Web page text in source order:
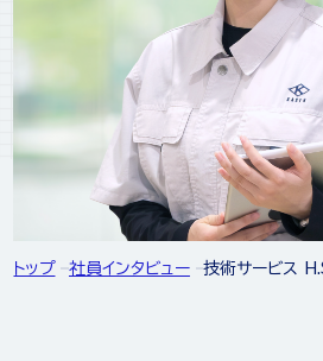
トップ 社員インタビュー 技術サービス